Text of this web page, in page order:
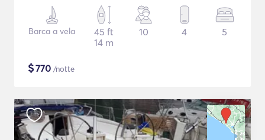
Barca a vela
45 ft
14 m
10 4 5
$770 /notte